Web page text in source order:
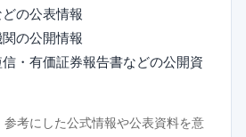
の公表情報
の公開情報
・有価証券報告書などの公開資
考にした公式情報や公表資料を意